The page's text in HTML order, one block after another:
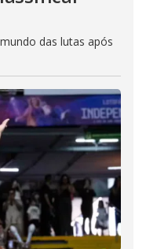
das lutas após